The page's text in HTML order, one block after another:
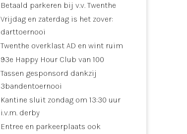
Betaald parkeren bij v.v. Twenthe
Vrijdag en zaterdag is het zover:
darttoernooi
Twenthe overklast AD en wint ruim
93e Happy Hour Club van 100
Tassen gesponsord dankzij
3bandentoernooi
Kantine sluit zondag om 13:30 uur
i.v.m. derby
Entree en parkeerplaats ook